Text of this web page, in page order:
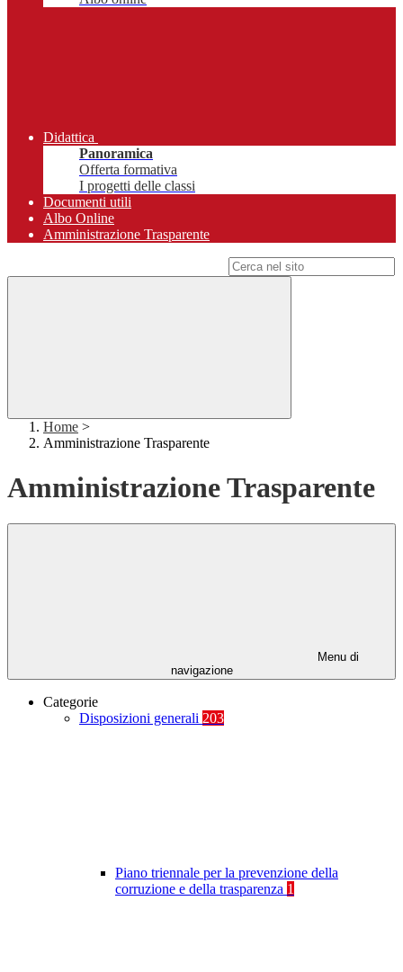
Didattica
Panoramica
Offerta formativa
I progetti delle classi
Documenti utili
Albo Online
Amministrazione Trasparente
Home >
Amministrazione Trasparente
Amministrazione Trasparente
Menu di
navigazione
Categorie
Disposizioni generali 203
Piano triennale per la prevenzione della
corruzione e della trasparenza 1